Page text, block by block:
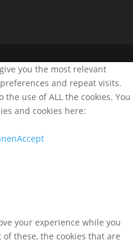
you the most relevant
and repeat visits.
the use of ALL the cookies. You
and cookies here:
Accept
your experience while you
these, the cookies that are